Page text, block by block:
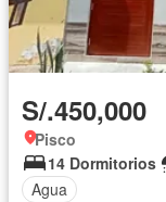
S/.450,000
Pisco
14 Dormitorios
Agua